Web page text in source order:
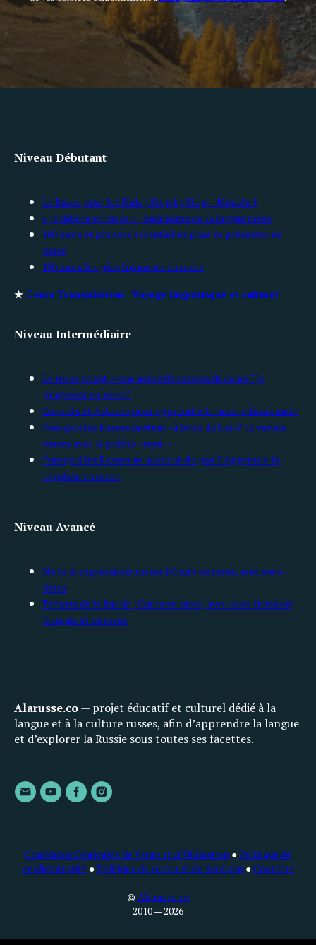
Niveau Débutant
Le Russe pour les Nuls | Step by Step – Module 1
« Je débute en russe » | Rudiments de la langue russe
100 mots et phrases essentielles pour se présenter en
russe
100 mots les plus fréquents en russe
★ Cours Transsibérien | Voyage linguistique et culturel
Niveau Intermédiaire
Le russe vivant — une nouvelle version du cours “Je
progresse en russe”
Conseils et Astuces pour apprendre le russe efficacement
Pourquoi les Russes invitent «à boire du thé»? 15 verbes
russes avec le préfixe «при-»
Pourquoi les Russes ne sourient-ils pas ? Apprenez la
négation en russe
Niveau Avancé
Mots & expressions russes | Cours en russe, avec sous-
titres
Trésors de la Russie | Cours en russe, avec sous-titres en
français et en russe
Alarusse.co— projet éducatif et culturel dédié à la
langue et à la culture russes, afin d’apprendre la langue
et d’explorer la Russie sous toutes ses facettes.
Conditions Générales de Vente et d’Utilisation ●Politique de
confidentialité ●Politique de retour et de livraison●Contacts
© Alarusse.co
2010 — 2026